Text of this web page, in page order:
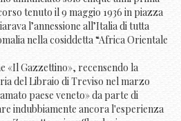
tenuto il 9 maggio 1936 in piazza
l’annessione all’Italia di tutta
nella cosiddetta “Africa Orientale
«Il Gazzettino», recensendo la
del Libraio di Treviso nel marzo
paese veneto» da parte di
indubbiamente ancora l'esperienza